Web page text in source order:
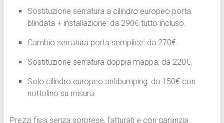
Sostituzione serratura a cilindro europeo porta
blindata + installazione: da 290€ tutto incluso.
Cambio serratura porta semplice: da 270€.
Sostituzione serratura doppia mappa: da 220€.
Solo cilindro europeo antibumping: da 150€ con
nottolino su misura.
Prezzi fissi senza sorprese, fatturati e con garanzia.